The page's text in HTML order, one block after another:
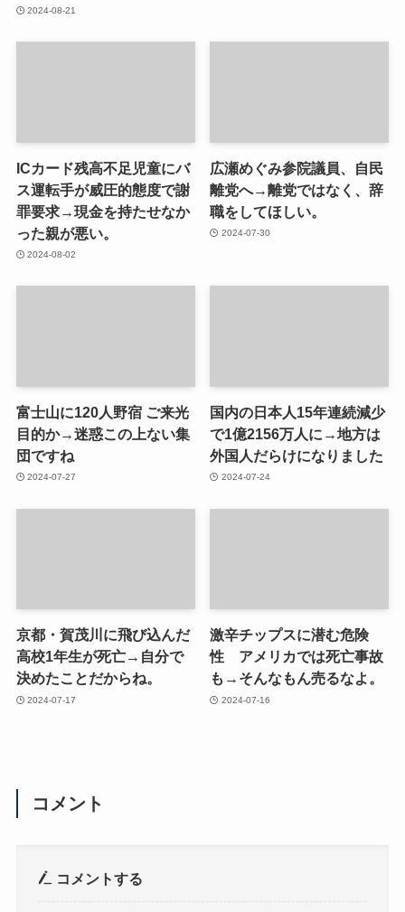
2024-08-21
ICカード残高不足児童にバ
ス運転手が威圧的態度で謝
罪要求→現金を持たせなか
った親が悪い。
2024-08-02
広瀬めぐみ参院議員、自民
離党へ→離党ではなく、辞
職をしてほしい。
2024-07-30
富士山に120人野宿 ご来光
目的か→迷惑この上ない集
団ですね
2024-07-27
国内の日本人15年連続減少
で1億2156万人に→地方は
外国人だらけになりました
2024-07-24
京都・賀茂川に飛び込んだ
高校1年生が死亡→自分で
決めたことだからね。
2024-07-17
激辛チップスに潜む危険
性 アメリカでは死亡事故
も→そんなもん売るなよ。
2024-07-16
コメント
コメントする